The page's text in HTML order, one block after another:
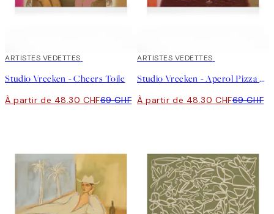
30%*
ARTISTES VEDETTES
Studio Vreeken - Cheers Toile
À partir de 48.30 CHF69 CHF
30%*
ARTISTES VEDETTES
Studio Vreeken - Aperol Pizza Party Toile
À partir de 48.30 CHF69 CHF